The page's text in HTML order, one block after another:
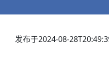
发布于2024-08-